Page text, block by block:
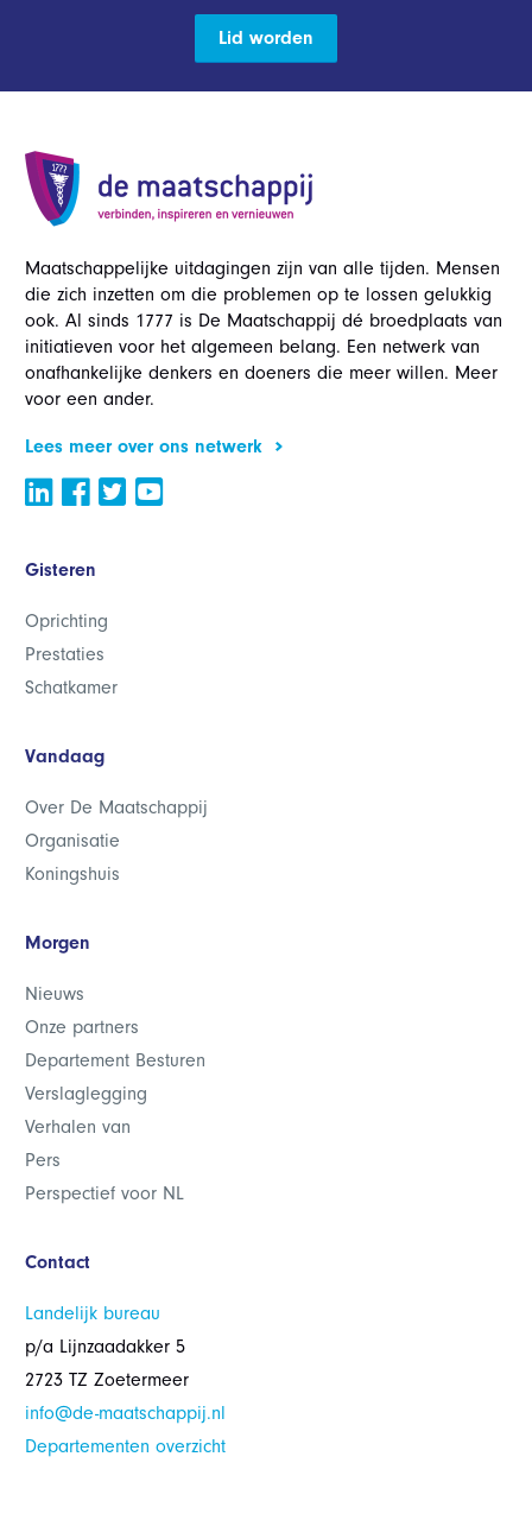
Lid worden
Maatschappelijke uitdagingen zijn van alle tijden. Mensen
die zich inzetten om die problemen op te lossen gelukkig
ook. Al sinds 1777 is De Maatschappij dé broedplaats van
initiatieven voor het algemeen belang. Een netwerk van
onafhankelijke denkers en doeners die meer willen. Meer
voor een ander.
Lees meer over ons netwerk
Gisteren
Oprichting
Prestaties
Schatkamer
Vandaag
Over De Maatschappij
Organisatie
Koningshuis
Morgen
Nieuws
Onze partners
Departement Besturen
Verslaglegging
Verhalen van
Pers
Perspectief voor NL
Contact
Landelijk bureau
p/a Lijnzaadakker 5
2723 TZ Zoetermeer
info@de-maatschappij.nl
Departementen overzicht